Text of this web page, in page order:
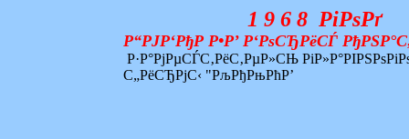
1 9 6 8 РіРѕРґ
Р“РЈР‘РђР Р•Р’ Р‘РѕСЂРёСЃ
Р·Р°РјРµСЃС‚РёС‚РµР»СЊ
С„РёСЂРјС‹ "РљРђРњРћР’